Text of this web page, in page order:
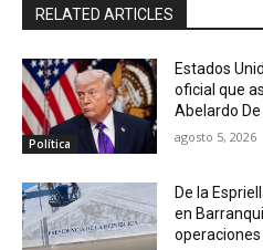
RELATED ARTICLES
Política
Estados
oficial que
Abelardo
agosto 5, 2026
De la
en